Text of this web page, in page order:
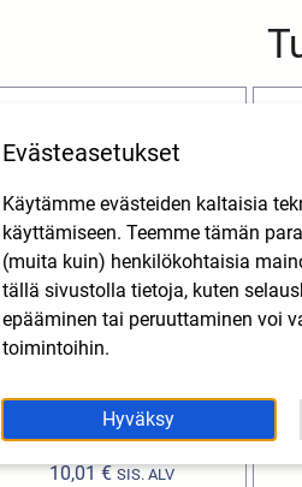
Etuhaarukan öljytiivistesarja
40X52X10/10.5mm Drac /
Rieju MRT (USD keula)
10,01€ SIS. ALV
Evästeasetukset
Käytämme evästeiden kaltaisia
käyttämiseen. Teemme tämän
(muita kuin) henkilökohtaisia
tällä sivustolla tietoja, kuten
epääminen tai peruuttaminen voi
toimintoihin.
Hyväksy